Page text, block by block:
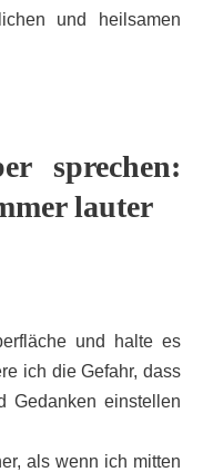
und heilsamen
sprechen:
lauter
und halte es
ich die Gefahr, dass
Gedanken einstellen
als wenn ich mitten